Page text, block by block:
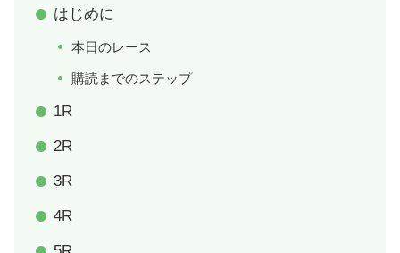
はじめに
本日のレース
購読までのステップ
1R
2R
3R
4R